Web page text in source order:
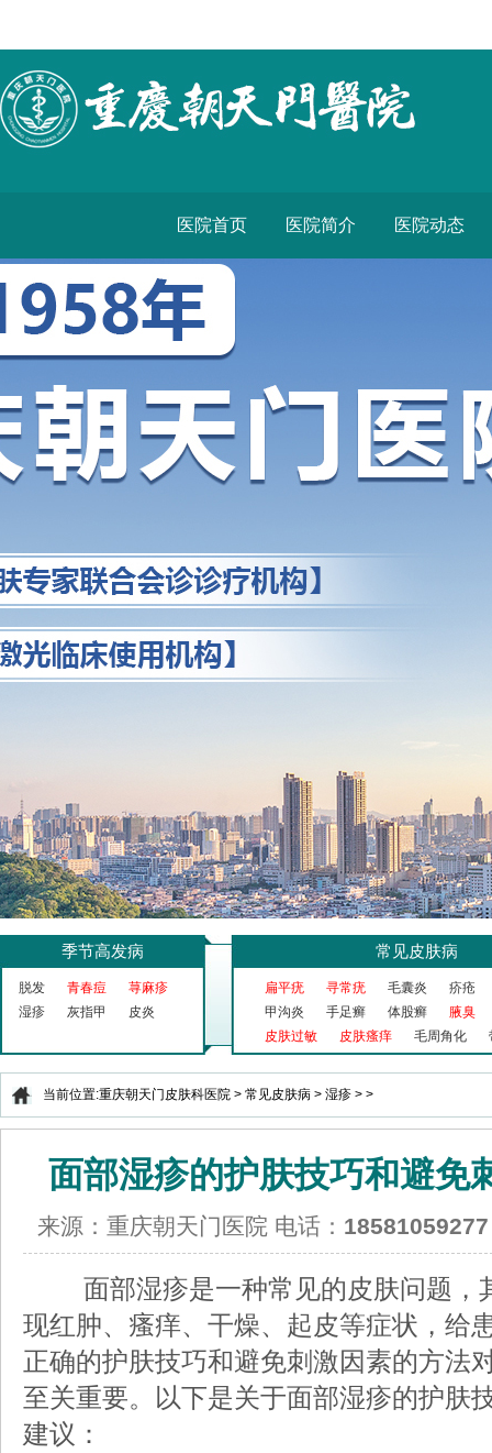
医院首页 医院简介 医院动态
季节高发病
脱发 青春痘
荨麻疹
湿疹
灰指甲 皮炎
常见皮肤病
扁平疣 寻常疣 毛囊炎
疥疮
甲沟炎
手足癣 体股癣
腋臭
皮肤过敏
皮肤瘙痒 毛周角化
当前位置:重庆朝天门皮肤科医院 > 常见皮肤病 > 湿疹 > >
面部湿疹的护肤技巧和避免
来源：重庆朝天门医院 电话： 18581059277
面部湿疹是一种常见的皮肤问题，
现红肿、瘙痒、干燥、起皮等症状，给
正确的护肤技巧和避免刺激因素的方法
至关重要。以下是关于面部湿疹的护肤
建议：